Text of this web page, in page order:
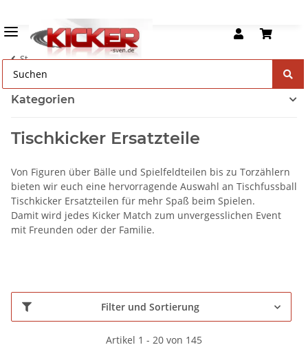
Startseite
Tischkicker Ersatzteile
Von Figuren über Bälle und Spielfeldteilen bis zu Torzählern
bieten wir euch eine hervorragende Auswahl an Tischfussball
Tischkicker Ersatzteilen für mehr Spaß beim Spielen.
Damit wird jedes Kicker Match zum unvergesslichen Event
mit Freunden oder der Familie.
Filter und Sortierung
Artikel 1 - 20 von 145
Kategorien